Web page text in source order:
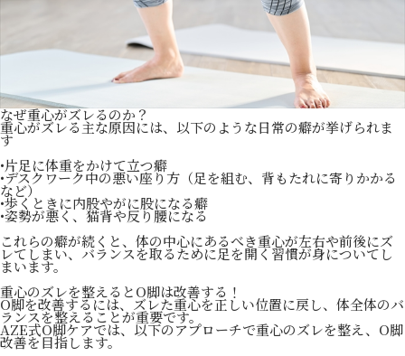
なぜ重心がズレるのか？
重心がズレる主な原因には、以下のような日常の癖が挙げられま
す
•片足に体重をかけて立つ癖
•デスクワーク中の悪い座り方（足を組む、背もたれに寄りかかる
など）
•歩くときに内股やがに股になる癖
•姿勢が悪く、猫背や反り腰になる
これらの癖が続くと、体の中心にあるべき重心が左右や前後にズ
レてしまい、バランスを取るために足を開く習慣が身についてし
まいます。
重心のズレを整えるとO脚は改善する！
O脚を改善するには、ズレた重心を正しい位置に戻し、体全体のバ
ランスを整えることが重要です。
AZE式O脚ケアでは、以下のアプローチで重心のズレを整え、O脚
改善を目指します。